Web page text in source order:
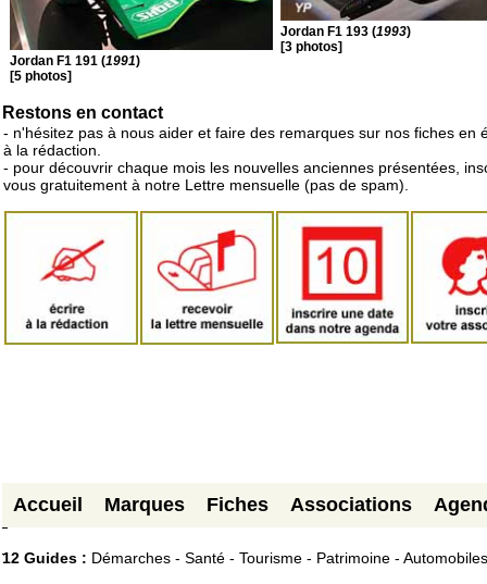
Jordan F1 191 (1991)
[5 photos]
Jordan F1 193 (1993)
[3 photos]
Restons en contact
- n'hésitez pas à nous aider et faire des remarques sur nos fiches en
à la rédaction.
- pour découvrir chaque mois les nouvelles anciennes présentées,
vous gratuitement à notre Lettre mensuelle (pas de spam).
Accueil Marques Fiches Associations
12 Guides : Démarches - Santé - Tourisme - Patrimoine - Automobiles